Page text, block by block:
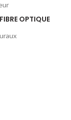
OPTIQUE